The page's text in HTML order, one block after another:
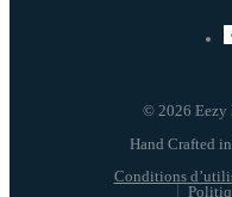
© 2026 Eezy
Conditions